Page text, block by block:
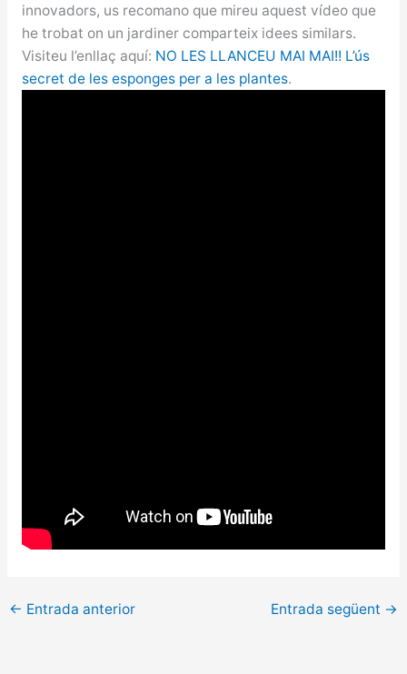
innovadors, us recomano que mireu aquest vídeo que
he trobat on un jardiner comparteix idees similars.
Visiteu l’enllaç aquí: NO LES LLANCEU MAI MAI!! L’ús
secret de les esponges per a les plantes.
← Entrada anterior Entrada següent →